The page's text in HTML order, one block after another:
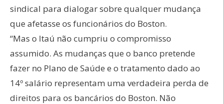
sindical para dialogar sobre qualquer mudança
que afetasse os funcionários do Boston.
“Mas o Itaú não cumpriu o compromisso
assumido. As mudanças que o banco pretende
fazer no Plano de Saúde e o tratamento dado ao
14º salário representam uma verdadeira perda de
direitos para os bancários do Boston. Não